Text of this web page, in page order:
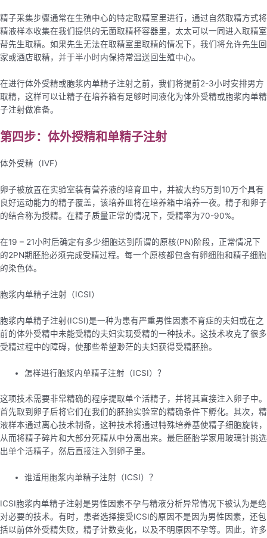
精子采集步骤通常在生殖中心的特定取精室里进行，通过自然取精方式将
精液样本收集在我们提供的无菌取精杯容器里，太太可以一同进入取精室
帮先生取精。如果先生无法在取精室里取精的情况下，我们将允许先生回
家或酒店取精，并于半小时内保持常温送回生殖中心。
在进行体外受精或胞浆内单精子注射之前，我们将提前2-3小时安排男方
取精，这样可以让精子在培养箱有足够时间液化为体外受精或胞浆内单精
子注射做准备。
第四步：体外授精和单精子注射
体外受精（IVF）
卵子被放置在实验室装有营养液的培育皿中，并被大约5万到10万个具有
良好运动能力的精子覆盖，该培养皿将在培养箱中培养一夜。精子和卵子
的结合称为授精。在精子质量正常的情况下，受精率为70-90%。
在19 – 21小时后确定有多少细胞达到所谓的原核(PN)阶段，正常情况下
的2PN期胚胎必须完成受精过程。每一个原核都包含有卵细胞和精子细胞
的染色体。
胞浆内单精子注射（ICSI）
胞浆内单精子注射(ICSI)是一种为患有严重男性因素不育症的夫妇或在之
前的体外受精中未能受精的夫妇实现受精的一种技术。这技术攻克了很多
受精过程中的障碍，使那些希望渺茫的夫妇获得受精胚胎。
怎样进行胞浆内单精子注射（ICSI）？
这项技术需要非常精确的程序提取单个活精子，并将其直接注入卵子中。
首先取到卵子后将它们在我们的胚胎实验室的精确条件下孵化。其次，精
液样本通过离心技术制备，这种技术将通过特殊培养基使精子细胞旋转，
从而将精子碎片和大部分死精从中分离出来。最后胚胎学家用玻璃针挑选
出单个活精子，然后直接注入到卵子里。
谁适用胞浆内单精子注射（ICSI）？
ICSI胞浆内单精子注射是男性因素不孕与精液分析异常情况下被认为是绝
对必要的技术。有时，患者选择接受ICSI的原因不是因为男性因素，还包
括以前体外受精失败，精子计数变化，以及不明原因不孕等。因此，许多